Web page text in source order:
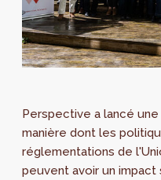
Perspective a lancé
manière dont les
réglementations de
peuvent avoir un impact